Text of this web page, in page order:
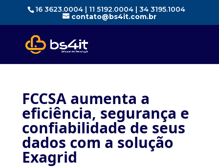
16 3623.0004 | 11 5192.0004 | 34 3195.1004
contato@bs4it.com.br
FCCSA aumenta a
eficiência, segurança e
confiabilidade de seus
dados com a solução
Exagrid